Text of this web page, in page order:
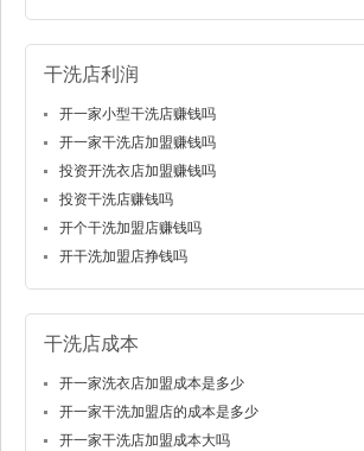
干洗店利润
开一家小型干洗店赚钱吗
开一家干洗店加盟赚钱吗
投资开洗衣店加盟赚钱吗
投资干洗店赚钱吗
开个干洗加盟店赚钱吗
开干洗加盟店挣钱吗
干洗店成本
开一家洗衣店加盟成本是多少
开一家干洗加盟店的成本是多少
开一家干洗店加盟成本大吗